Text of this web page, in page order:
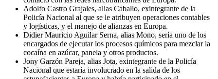
Adolfo Castro Grajales, alias Caballo, exintegrante de la
Policía Nacional al que se le atribuyen operaciones contables
y logísticas, y el manejo de alianzas en Europa.
Didier Mauricio Aguilar Serna, alias Mono, sería uno de los
encargados de ejecutar los procesos químicos para mezclar la
cocaína en azúcar, panela y otros productos.
Jony Garzón Pareja, alias Jota, exintegrante de la Policía
Nacional que estaría involucrado en la salida de los